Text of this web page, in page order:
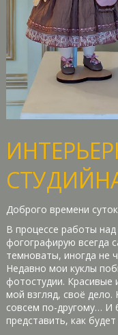
Доброго времени
В процессе работы
фогографирую всегда
темноваты, иногда не
Недавно мои куклы
фотостудии. Красивые
мой взгляд, своё
совсем по-другому…
представить, как